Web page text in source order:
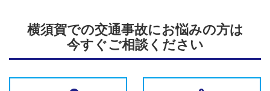
横須賀での交通事故にお悩みの方は
今すぐご相談ください